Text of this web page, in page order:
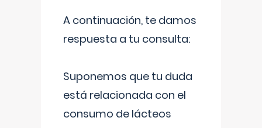
A continuación, te damos
respuesta a tu consulta:
Suponemos que tu duda
está relacionada con el
consumo de lácteos